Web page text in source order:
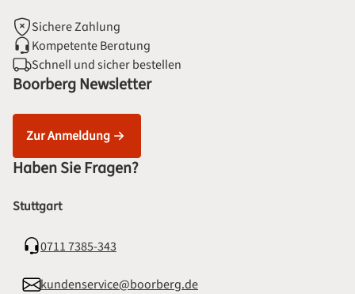
Sichere Zahlung
Kompetente Beratung
Schnell und sicher bestellen
Boorberg Newsletter
Zur Anmeldung
Haben Sie Fragen?
Stuttgart
0711 7385-343
kundenservice@boorberg.de